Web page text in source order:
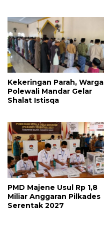
Kekeringan Parah, Warga
Polewali Mandar Gelar
Shalat Istisqa
PMD Majene Usul Rp 1,8
Miliar Anggaran Pilkades
Serentak 2027